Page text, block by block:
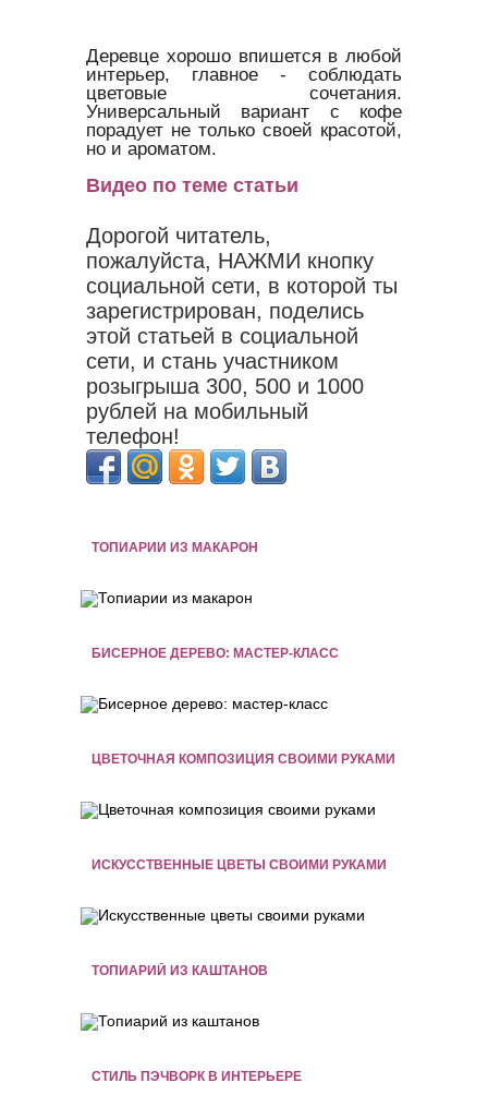
Деревце хорошо впишется в любой
интерьер, главное - соблюдать
цветовые сочетания.
Универсальный вариант с кофе
порадует не только своей красотой,
но и ароматом.
Видео по теме статьи
Дорогой читатель,
пожалуйста, НАЖМИ кнопку
социальной сети, в которой ты
зарегистрирован, поделись
этой статьей в социальной
сети, и стань участником
розыгрыша 300, 500 и 1000
рублей на мобильный
телефон!
ТОПИАРИИ ИЗ МАКАРОН
БИСЕРНОЕ ДЕРЕВО: МАСТЕР-КЛАСС
ЦВЕТОЧНАЯ КОМПОЗИЦИЯ СВОИМИ РУКАМИ
ИСКУССТВЕННЫЕ ЦВЕТЫ СВОИМИ РУКАМИ
ТОПИАРИЙ ИЗ КАШТАНОВ
СТИЛЬ ПЭЧВОРК В ИНТЕРЬЕРЕ